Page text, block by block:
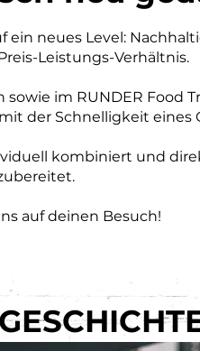
ein neues Level:
Leistungs-Verhältnis.
sowie im RUNDER Food
der Schnelligkeit eines
kombiniert und
auf deinen Besuch!